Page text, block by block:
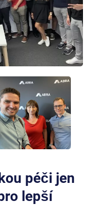
péči jen
lepší